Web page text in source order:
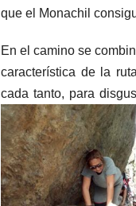
que el Monachil
En el camino se
característica de la
cada tanto, para